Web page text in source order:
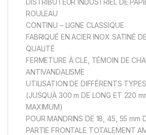
ROULEAU
CONTINU – LIGNE CLASSIQUE
FABRIQUÉ EN ACIER INOX SATINÉ
QUALITÉ
FERMETURE À CLE, TÉMOIN DE
ANTIVANDALISME
UTILISATION DE DIFFÉRENTS
(JUSQUÀ 300 m DE LONG ET 220
MAXIMUM)
POUR MANDRINS DE 18, 45, 55 mm
PARTIE FRONTALE TOTALEMENT